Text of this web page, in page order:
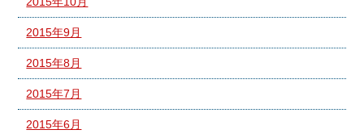
2015年9月
2015年8月
2015年7月
2015年6月